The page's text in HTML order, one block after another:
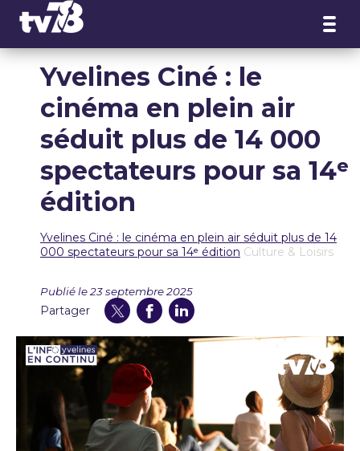
Yvelines Ciné : le
cinéma en plein air
séduit plus de 14 000
spectateurs pour sa 14ᵉ
édition
Yvelines Ciné : le cinéma en plein air séduit plus de 14
000 spectateurs pour sa 14ᵉ édition Culture & Loisirs
Publié le 23 septembre 2025
Partager
Panneau de gestion des cookies